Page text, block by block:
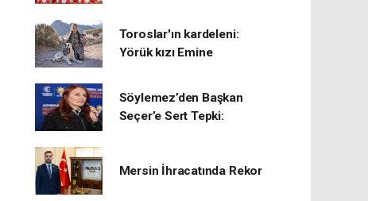
Toroslar'ın kardeleni:
Yörük kızı Emine
Söylemez’den Başkan
Seçer’e Sert Tepki:
Mersin İhracatında Rekor